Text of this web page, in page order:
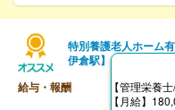
特別養護老人ホーム
伊倉駅】
給与・報酬
【管理栄養
【月給】